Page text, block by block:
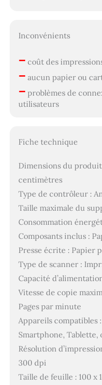
Inconvénients
– coût des
– aucun papier ou
– problèmes de
utilisateurs
Fiche technique
Dimensions du produit
centimètres
Type de contrôleur :
Taille maximale du
Consommation
Composants inclus :
Presse écrite : Papier
Type de scanner :
Capacité
Vitesse de copie
Pages par minute
Appareils
Smartphone,
Résolution
300 dpi
Taille de feuille : 100 x